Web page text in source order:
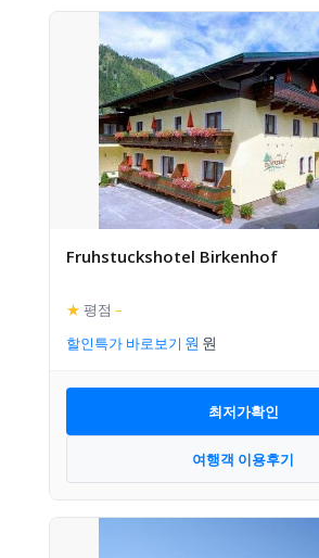
Fruhstuckshotel Birkenhof
★ 평점 –
할인특가 바로보기
최저가확인
여행객 이용후기